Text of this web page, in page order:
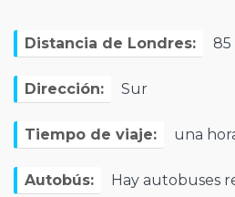
Distancia de Londres: 85
Dirección: Sur
Tiempo de viaje: una
Autobús: Hay autobuses